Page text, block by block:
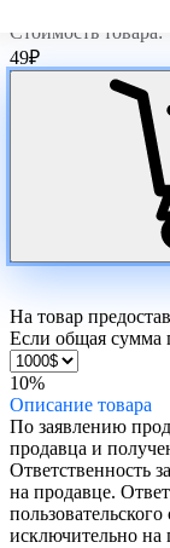
Стоимость товара:
49₽
На товар
Если общая сумма
10%
Описание товара
По заявлению
продавца и
Ответственность
на продавце.
исключительно на